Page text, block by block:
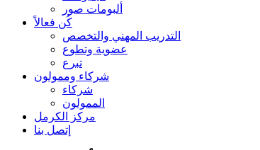
ألبومات صور
كُن فعالاً
التدريب المهني والتخصص
عضوية وتطوع
تبرع
شركاء وممولون
شركاء
الممولون
مركز الكرمل
إتصل بنا